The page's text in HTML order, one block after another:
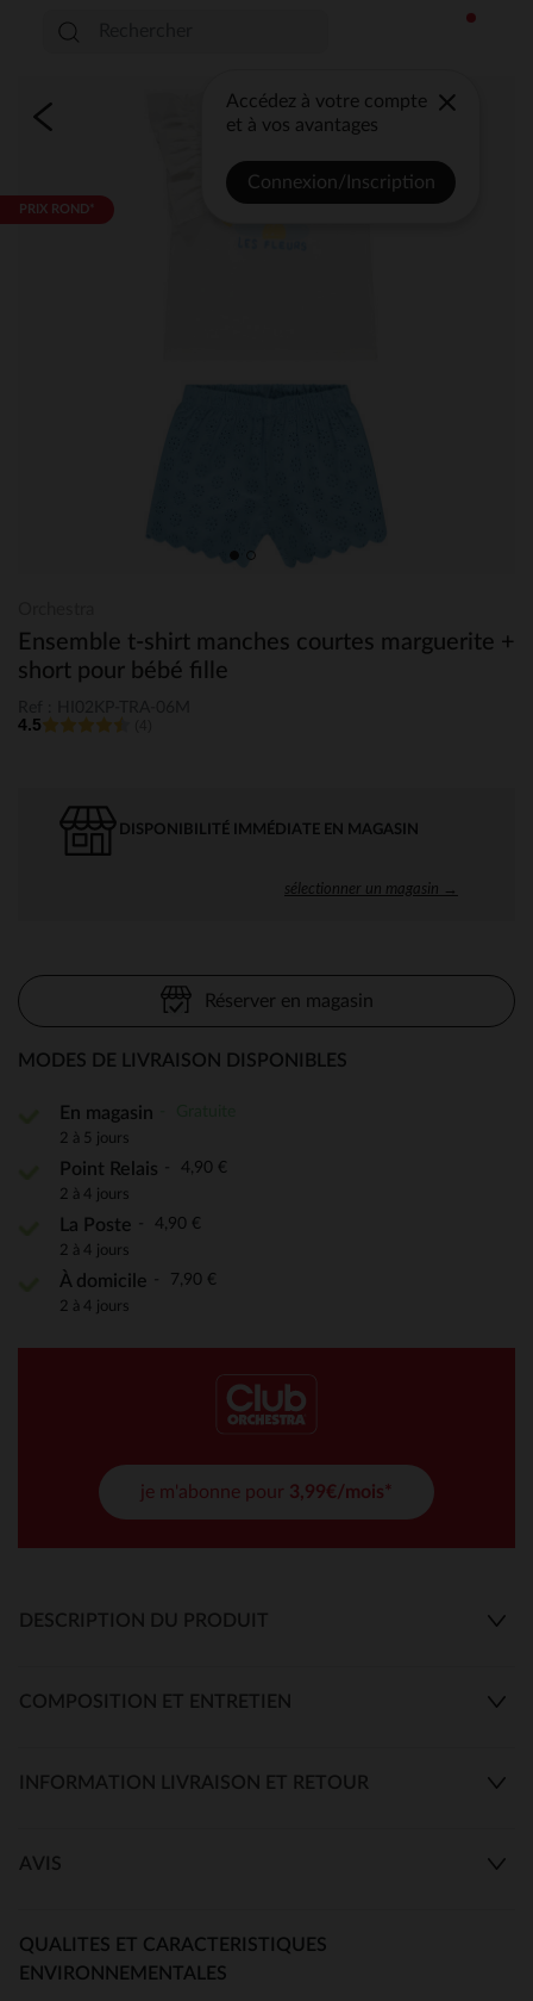
Accédez à votre compte
et à vos avantages
Connexion/Inscription
PRIX ROND*
Ensemble t-shirt manches courtes marguerite +
short pour bébé fille
4.5
DISPONIBILITÉ IMMÉDIATE EN MAGASIN
sélectionner un magasin →
Réserver en magasin
MODES DE LIVRAISON DISPONIBLES
En magasin
2 à 5 jours
Point Relais 4,90 €
2 à 4 jours
La Poste 4,90 €
2 à 4 jours
À domicile 7,90 €
2 à 4 jours
je m'abonne pour 3,99€/mois*
DESCRIPTION DU PRODUIT
COMPOSITION ET ENTRETIEN
INFORMATION LIVRAISON ET RETOUR
AVIS
QUALITES ET CARACTERISTIQUES
ENVIRONNEMENTALES